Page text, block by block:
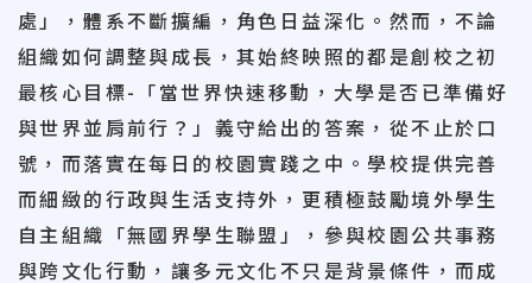
處」，體系不斷擴編，角色日益深化。然而，不論
組織如何調整與成長，其始終映照的都是創校之初
最核心目標-「當世界快速移動，大學是否已準備好
與世界並肩前行？」義守給出的答案，從不止於口
號，而落實在每日的校園實踐之中。學校提供完善
而細緻的行政與生活支持外，更積極鼓勵境外學生
自主組織「無國界學生聯盟」，參與校園公共事務
與跨文化行動，讓多元文化不只是背景條件，而成